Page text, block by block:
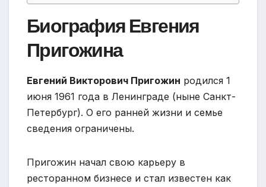
Биография Евгения
Пригожина
Евгений Викторович Пригожин родился 1
июня 1961 года в Ленинграде (ныне Санкт-
Петербург). О его ранней жизни и семье
сведения ограничены.
Пригожин начал свою карьеру в
ресторанном бизнесе и стал известен как